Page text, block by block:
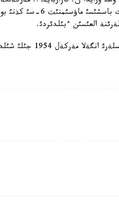
جانة گةرمانياعا وركةندةؤ تئلةدئ. سونئمةن